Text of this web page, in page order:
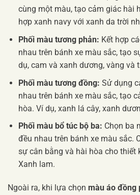
cùng một màu, tạo cảm giác hài
hợp xanh navy với xanh da trời
Phối màu tương phản: Kết hợp
nhau trên bánh xe màu sắc, tạo
dụ, cam và xanh dương, vàng và
Phối màu tương đồng: Sử dụng
nhau trên bánh xe màu sắc, tạo
hòa. Ví dụ, xanh lá cây, xanh
Phối màu bổ túc bộ ba: Chọn ba
đều nhau trên bánh xe màu sắc.
sự cân bằng và hài hòa cho thiết
Xanh lam.
Ngoài ra, khi lựa chọn màu áo đồng